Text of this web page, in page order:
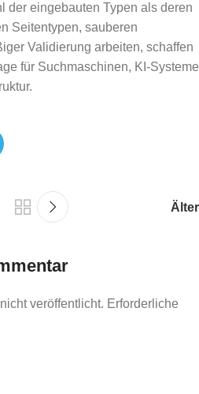
der eingebauten Typen als deren
Seitentypen, sauberen
Validierung arbeiten, schaffen
für Suchmaschinen, KI-Systeme
Älter
veröffentlicht. Erforderliche